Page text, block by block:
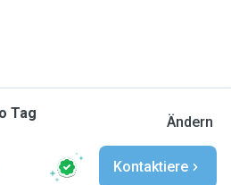
Tag
Ändern
Kontaktiere